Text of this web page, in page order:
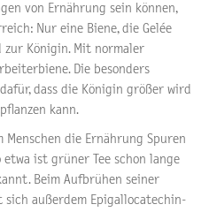
von Ernährung sein können,
Nur eine Biene, die Gelée
Königin. Mit normaler
Die besonders
dass die Königin größer wird
kann.
Menschen die Ernährung Spuren
ist grüner Tee schon lange
Beim Aufbrühen seiner
außerdem Epigallocatechin-